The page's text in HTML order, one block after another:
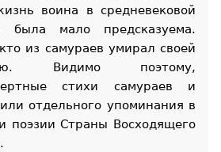
воина в средневековой
была мало предсказуема.
из самураев умирал своей
Видимо поэтому,
стихи самураев и
отдельного упоминания в
поэзии Страны Восходящего